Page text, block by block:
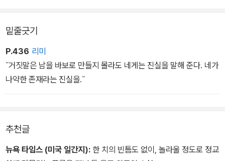
허영의 시장>에서 따왔다. 셔먼 매코이는 남부러울 것 없이 잘나가는
뉴욕 월스트리트의 채권 트레이더이다. 그는 아내 몰래 정부와 밀회
를 즐기던 중, 실수로 한 흑인 청년을 치고 달아나게 된다.
찍히고, 그야말로 추락하기 시작하면서, 작품 속 인종 간, 계층 간 대
결구도는 아슬아슬하고도 흥미롭게 펼쳐진다.
밑줄긋기
P.436 리미
˝거짓말은 남을 바보로 만들지 몰라도 네게는 진실을 말해 준다. 네가
나약한 존재라는 진실을.˝
추천글
뉴욕 타임스 (미국 일간지): 한 치의 빈틈도 없이, 놀라울 정도로 정교